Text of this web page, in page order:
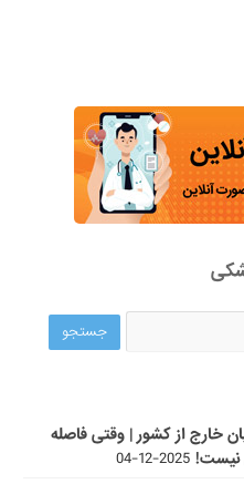
خارج از کشور | وقتی فاصله
نیست! 2025-12-04